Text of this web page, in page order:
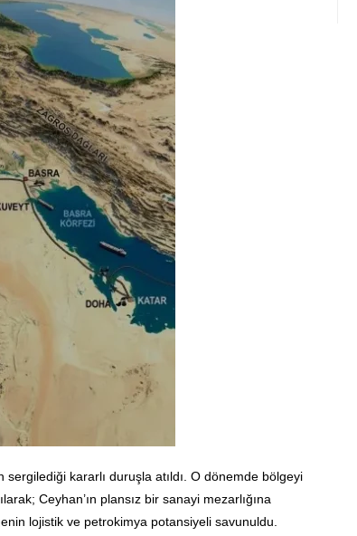
sergilediği kararlı duruşla atıldı. O dönemde bölgeyi
Ceyhan’ın plansız bir sanayi mezarlığına
lojistik ve petrokimya potansiyeli savunuldu.